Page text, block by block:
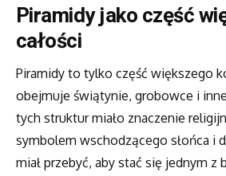
Piramidy jako część
całości
Piramidy to tylko część większego
obejmuje świątynie, grobowce i
tych struktur miało znaczenie
symbolem wschodzącego słońca i
miał przebyć, aby stać się jednym z